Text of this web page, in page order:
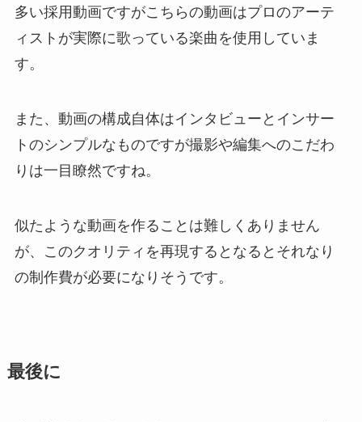
多い採用動画ですがこちらの動画はプロのアーテ
ィストが実際に歌っている楽曲を使用していま
す。
また、動画の構成自体はインタビューとインサー
トのシンプルなものですが撮影や編集へのこだわ
りは一目瞭然ですね。
似たような動画を作ることは難しくありません
が、このクオリティを再現するとなるとそれなり
の制作費が必要になりそうです。
最後に